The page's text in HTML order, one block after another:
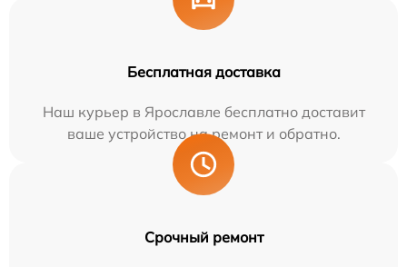
Бесплатная доставка
Наш курьер в Ярославле бесплатно доставит
ваше устройство на ремонт и обратно.
Срочный ремонт